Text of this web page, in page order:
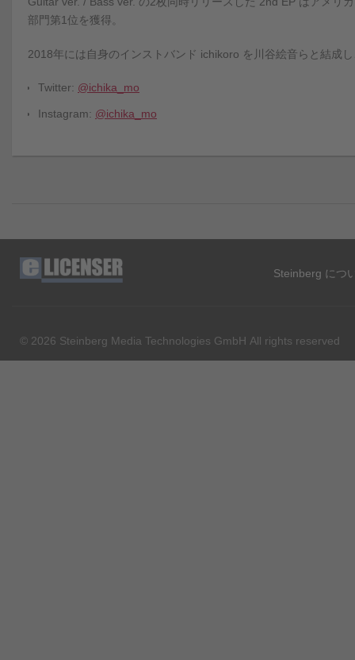
部門第1位を獲得。
2018年には自身のインストバンド ichikoro を川谷絵音らと結成
Twitter: @ichika_mo
Instagram: @ichika_mo
Steinberg につ
© 2026 Steinberg Media Technologies GmbH All rights reserved